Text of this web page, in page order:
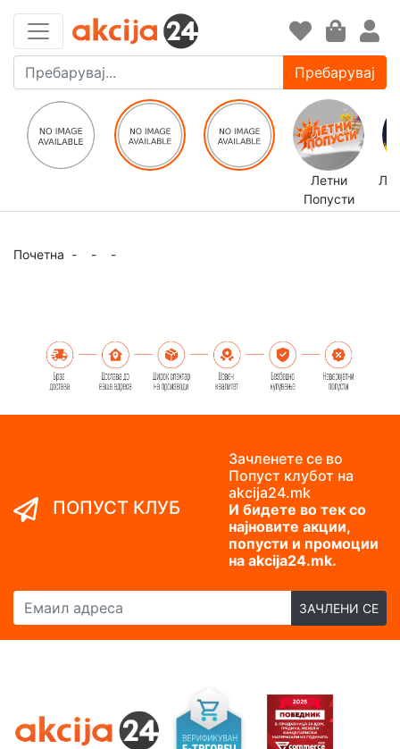
Пребарувај
Летни
Попусти
Почетна - - -
ПОПУСТ КЛУБ
Зачленете се во
Попуст клубот на
akcija24.mk
И бидете во тек со
најновите акции,
попусти и промоции
на akcija24.mk.
Емаил адреса
ЗАЧЛЕНИ СЕ